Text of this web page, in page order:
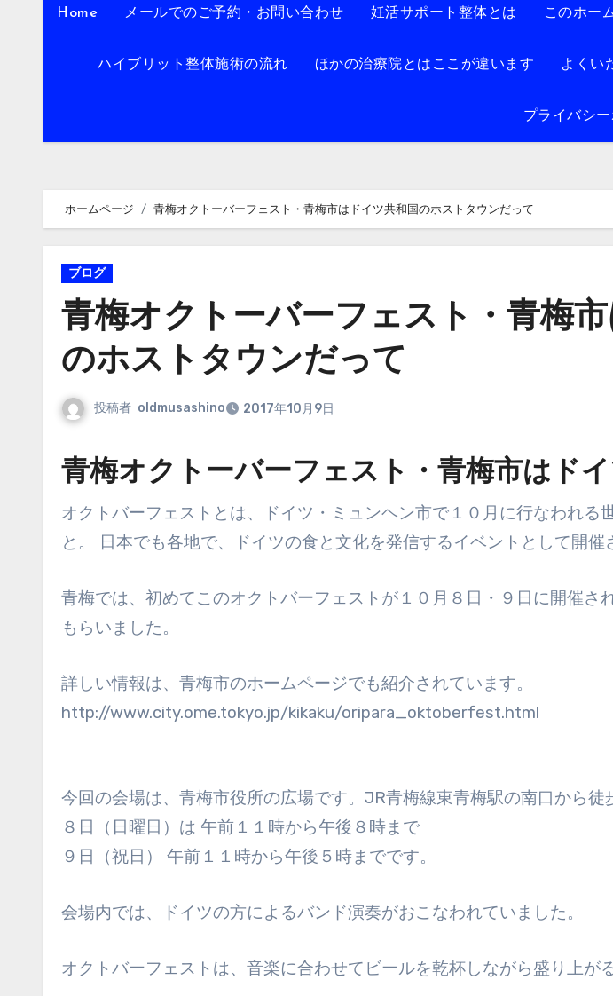
Home メールでのご予約・お問い合わせ 妊活サポート整体とは このホー
ハイブリット整体施術の流れ ほかの治療院とはここが違います よくい
プライバシ
ホームページ 青梅オクトーバーフェスト・青梅市はドイツ共和国のホストタウンだって
ブログ
青梅オクトーバーフェスト・青梅
のホストタウンだって
投稿者 oldmusashino 2017年10月9日
青梅オクトーバーフェスト・青梅市はド
オクトバーフェストとは、ドイツ・ミュンヘン市で１０月に行なわれる世界最大規模のビール祭りのこ
と。 日本でも各地で、ドイツの食と文化を発信するイベントとして開催
青梅では、初めてこのオクトバーフェストが１０月８日・９日に開催さ
もらいました。
詳しい情報は、青梅市のホームページでも紹介されています。
http://www.city.ome.tokyo.jp/kikaku/oripara_oktoberfest.html
今回の会場は、青梅市役所の広場です。JR青梅線東青梅駅の南口から徒
８日（日曜日）は 午前１１時から午後８時まで
９日（祝日） 午前１１時から午後５時までです。
会場内では、ドイツの方によるバンド演奏がおこなわれていました。
オクトバーフェストは、音楽に合わせてビールを乾杯しながら盛り上が